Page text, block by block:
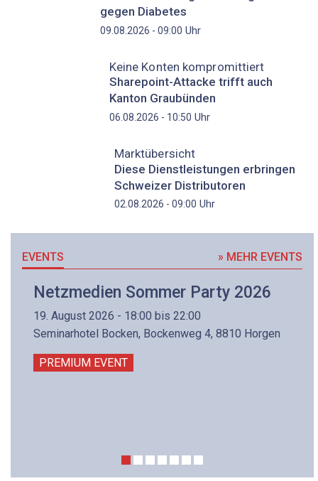
gegen Diabetes
09.08.2026 - 09:00 Uhr
Keine Konten kompromittiert
Sharepoint-Attacke trifft auch
Kanton Graubünden
06.08.2026 - 10:50 Uhr
Marktübersicht
Diese Dienstleistungen erbringen
Schweizer Distributoren
02.08.2026 - 09:00 Uhr
EVENTS » MEHR EVENTS
Netzmedien Sommer Party 2026
19. August 2026 - 18:00 bis 22:00
Seminarhotel Bocken, Bockenweg 4, 8810 Horgen
PREMIUM EVENT